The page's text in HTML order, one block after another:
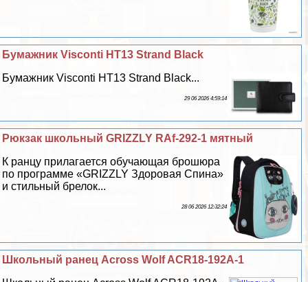
Бумажник Visconti HT13 Strand Black
Бумажник Visconti HT13 Strand Black...
29 06 2026 4:59:14
Рюкзак школьный GRIZZLY RAf-292-1 мятный
К ранцу прилагается обучающая брошюра
по программе «GRIZZLY Здоровая Спина»
и стильный брелок...
28 06 2026 12:32:24
Школьный ранец Across Wolf ACR18-192A-1